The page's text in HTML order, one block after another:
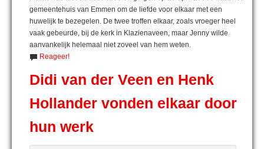
gemeentehuis van Emmen om de liefde voor elkaar met een
huwelijk te bezegelen. De twee troffen elkaar, zoals vroeger heel
vaak gebeurde, bij de kerk in Klazienaveen, maar Jenny wilde
aanvankelijk helemaal niet zoveel van hem weten.
Reageer!
Didi van der Veen en Henk
Hollander vonden elkaar door
hun werk